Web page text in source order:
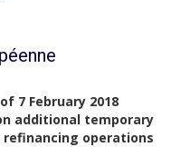
7 February 2018
additional temporary
operations